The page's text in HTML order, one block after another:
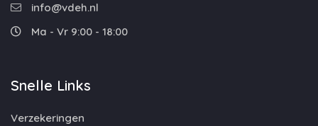
info@vdeh.nl
Ma - Vr 9:00 - 18:00
Snelle Links
Verzekeringen